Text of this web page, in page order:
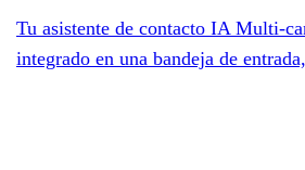
Tu asistente de contacto IA Multi-
integrado en una bandeja de